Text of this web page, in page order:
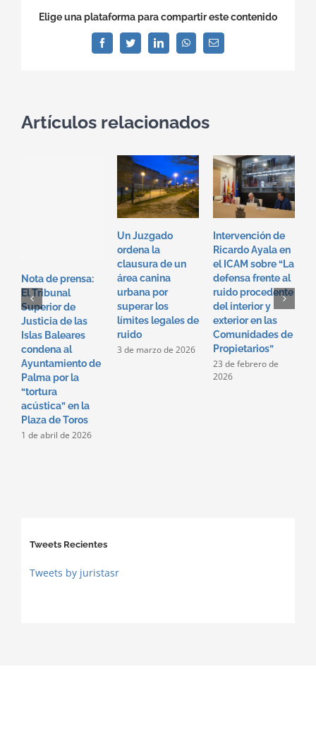
Elige una plataforma para compartir este contenido
FacebookTwitterLinkedInWhatsAppCorreo
electrónico
Artículos relacionados
Nota de prensa:
El Tribunal
Superior de
Justicia de las
Islas Baleares
condena al
Ayuntamiento de
Palma por la
“tortura
acústica” en la
Plaza de Toros
1 de abril de 2026
Un Juzgado
ordena la
clausura de un
área canina
urbana por
superar los
límites legales de
ruido
3 de marzo de 2026
Intervención de
Ricardo Ayala en
el ICAM sobre “La
defensa frente al
ruido procedente
del interior y
exterior en las
Comunidades de
Propietarios”
23 de febrero de
2026
Tweets Recientes
Tweets by juristasr